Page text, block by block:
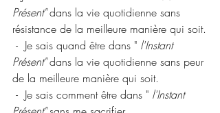
Présent" dans la vie quotidienne sans
résistance de la meilleure manière qui soit.
-  Je sais quand être dans " l'Instant
Présent" dans la vie quotidienne sans peur
de la meilleure manière qui soit.
-  Je sais comment être dans " l'Instant